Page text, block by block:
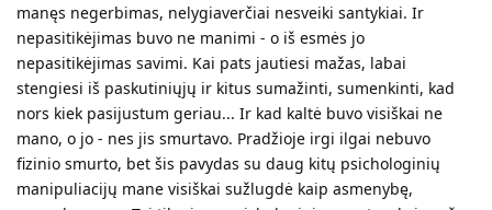
manęs negerbimas, nelygiaverčiai nesveiki santykiai. Ir
nepasitikėjimas buvo ne manimi - o iš esmės jo
nepasitikėjimas savimi. Kai pats jautiesi mažas, labai
stengiesi iš paskutiniųjų ir kitus sumažinti, sumenkinti, kad
nors kiek pasijustum geriau... Ir kad kaltė buvo visiškai ne
mano, o jo - nes jis smurtavo. Pradžioje irgi ilgai nebuvo
fizinio smurto, bet šis pavydas su daug kitų psichologinių
manipuliacijų mane visiškai sužlugdė kaip asmenybę,